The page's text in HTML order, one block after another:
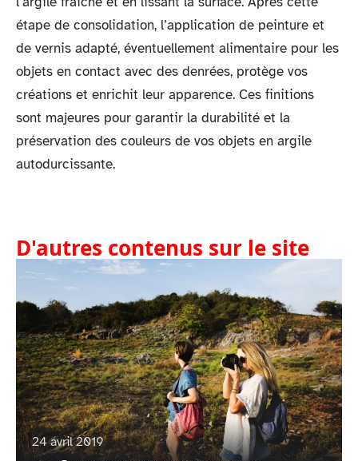
étape de consolidation, l’application de peinture et
de vernis adapté, éventuellement alimentaire pour les
objets en contact avec des denrées, protège vos
créations et enrichit leur apparence. Ces finitions
sont majeures pour garantir la durabilité et la
préservation des couleurs de vos objets en argile
autodurcissante.
D'autres contenus sur le site
24 avril 2019